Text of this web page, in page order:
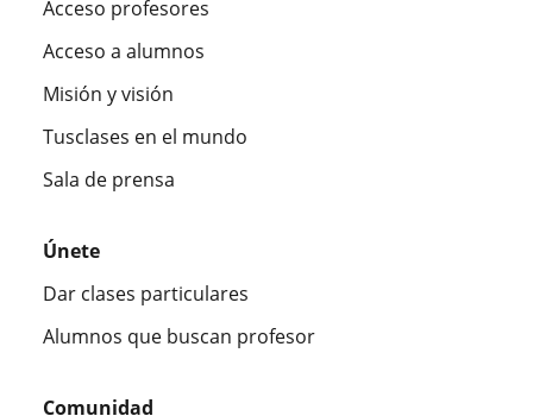
Acceso profesores
Acceso a alumnos
Misión y visión
Tusclases en el mundo
Sala de prensa
Únete
Dar clases particulares
Alumnos que buscan profesor
Comunidad